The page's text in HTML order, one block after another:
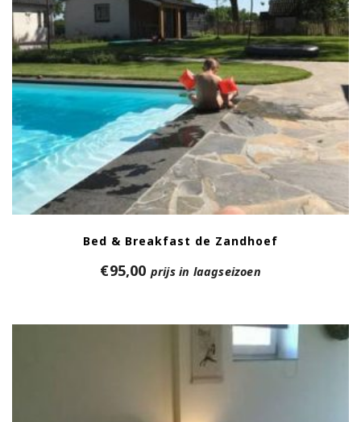
Bed & Breakfast de Zandhoef
€95,00 prijs in laagseizoen